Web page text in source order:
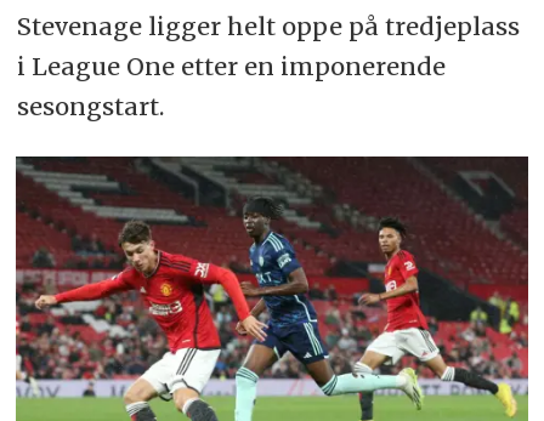
Stevenage ligger helt oppe på tredjeplass
i League One etter en imponerende
sesongstart.